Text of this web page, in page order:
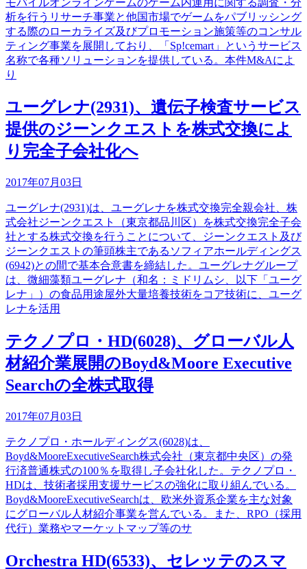
モバイルオンラインゲームのゲーム内運用に関する調査・分
析を行うリサーチ事業と他国市場でゲームをパブリッシング
する際のローカライズ及びプロモーション施策等のコンサル
ティング事業を展開しており、「Sp!cemart」というサービス
名称で各種ソリューションを提供している。本件M&Aによ
り
ユーグレナ(2931)、遺伝子検査サービス
提供のジーンクエストを株式交換によ
り完全子会社化へ
2017年07月03日
ユーグレナ(2931)は、ユーグレナを株式交換完全親会社、株
式会社ジーンクエスト（東京都品川区）を株式交換完全子会
社とする株式交換を行うことについて、ジーンクエスト及び
ジーンクエストの筆頭株主であるソフィアホールディングス
(6942)との間で基本合意書を締結した。ユーグレナグループ
は、微細藻類ユーグレナ（和名：ミドリムシ、以下「ユーグ
レナ」）の食品用途屋外大量培養技術をコア技術に、ユーグ
レナを活用
テクノプロ・HD(6028)、グローバル人
材紹介業展開のBoyd&Moore Executive
Searchの全株式取得
2017年07月03日
テクノプロ・ホールディングス(6028)は、
Boyd&MooreExecutiveSearch株式会社（東京都中央区）の発
行済普通株式の100％を取得し子会社化した。テクノプロ・
HDは、技術者採用支援サービスの強化に取り組んでいる。
Boyd&MooreExecutiveSearchは、欧米外資系企業を主な対象
にグローバル人材紹介事業を営んでいる。また、RPO（採用
代行）業務やマーケットマップ等のサ
Orchestra HD(6533)、セレッテのスマ